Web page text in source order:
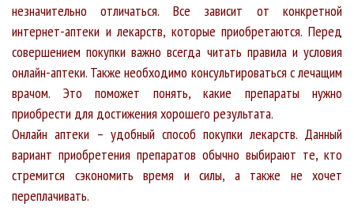
незначительно отличаться. Все зависит от конкретной
интернет-аптеки и лекарств, которые приобретаются. Перед
совершением покупки важно всегда читать правила и условия
онлайн-аптеки. Также необходимо консультироваться с лечащим
врачом. Это поможет понять, какие препараты нужно
приобрести для достижения хорошего результата.
Онлайн аптеки – удобный способ покупки лекарств. Данный
вариант приобретения препаратов обычно выбирают те, кто
стремится сэкономить время и силы, а также не хочет
переплачивать.